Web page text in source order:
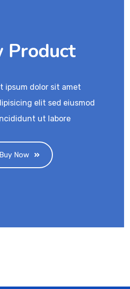
Product
ipsum dolor sit amet
elit sed eiusmod
ut labore
Buy Now